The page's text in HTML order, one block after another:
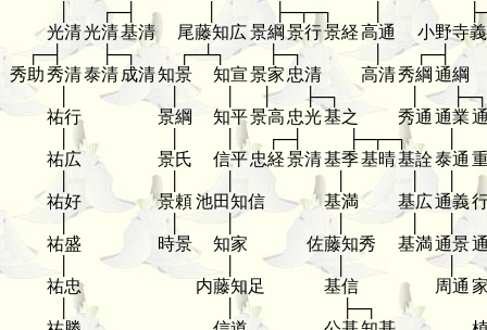
┌─┤ ├─┬─┐
光清光清基清 尾藤知広景綱景行景経高通
小野寺
┌─┤
├─┐ ┌─┴┐ ├─┐
┌─┤
秀助秀清泰清 成清知景 知宣景家 忠清 高清秀綱 通綱
│ ├─┐
祐行
景綱 知平景高 忠光基之 秀通 通業
┌─┤ ├─┬─┐
祐広
景氏 信平忠経景清基季基晴基詮泰通
祐好
景頼池田知信 基満 基広通義
│
│ │
祐盛
時景 知家 佐藤知秀 基満通景
祐忠
内藤知足 基信 周通
├─┐